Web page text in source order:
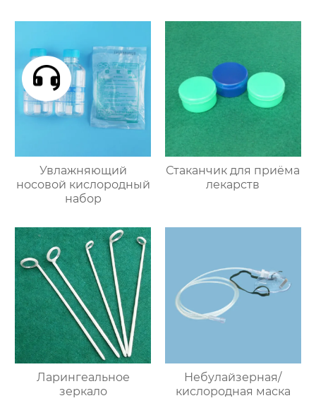
Увлажняющий
носовой кислородный
набор
Стаканчик для приёма
лекарств
Ларингеальное
зеркало
Небулайзерная/
кислородная маска